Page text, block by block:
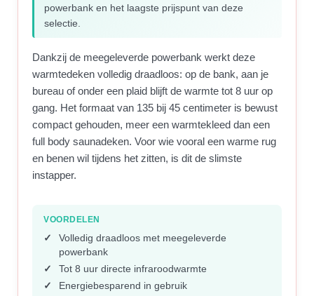
powerbank en het laagste prijspunt van deze
selectie.
Dankzij de meegeleverde powerbank werkt deze
warmtedeken volledig draadloos: op de bank, aan je
bureau of onder een plaid blijft de warmte tot 8 uur op
gang. Het formaat van 135 bij 45 centimeter is bewust
compact gehouden, meer een warmtekleed dan een
full body saunadeken. Voor wie vooral een warme rug
en benen wil tijdens het zitten, is dit de slimste
instapper.
VOORDELEN
Volledig draadloos met meegeleverde
powerbank
Tot 8 uur directe infraroodwarmte
Energiebesparend in gebruik